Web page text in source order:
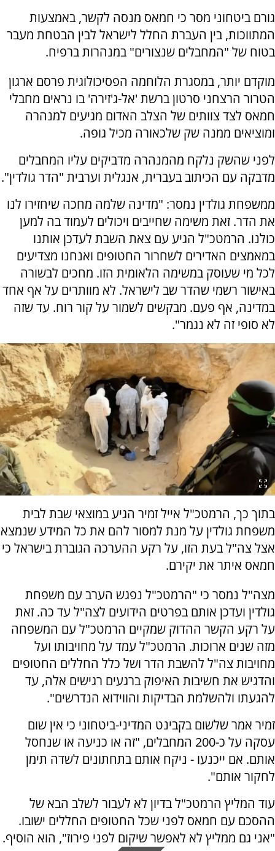
גורם ביטחוני מסר כי חמאס מנסה לקשר, באמצעות
המתווכות, בין העברת החלל לישראל לבין הבטחת מעבר
בטוח של "המחבלים שנצורים" במנהרות ברפיח.
מוקדם יותר, במסגרת הלוחמה הפסיכולוגית פרסם ארגון
הטרור הרצחני סרטון ברשת 'אל-ג'זירה' בו נראים מחבלי
חמאס לצד צוותים של הצלב האדום מגיעים למנהרה
ומוציאים ממנה שק שלכאורה מכיל גופה.
לפני שהשק נלקח מהמנהרה מדביקים עליו המחבלים
מדבקה עם הכיתוב בעברית, אנגלית וערבית "הדר גולדין".
ממשפחת גולדין נמסר: "מדינה שלמה מחכה שיחזירו לנו
את הדר. זאת משימה שחייבים ויכולים לעמוד בה למען
כולנו. הרמטכ"ל הגיע עם צאת השבת לעדכן אותנו
במאמצים האדירים לשחרור החטופים ואנחנו מצדיעים
לכל מי שעוסק במשימה הלאומית הזו. מחכים לבשורה
באישור רשמי שהדר שב לישראל. לא מוותרים על אף אחד
במדינה, אף פעם. מבקשים לשמור על קור רוח. עד שזה
לא סופי זה לא נגמר".
בתוך כך, הרמטכ"ל אייל זמיר הגיע במוצאי שבת לבית
משפחת גולדין על מנת למסור להם את כל המידע שנמצא
אצל צה"ל בעת הזו, על רקע ההערכה הגוברת בישראל כי
חמאס איתר את יקירם.
מצה"ל נמסר כי "הרמטכ"ל נפגש הערב עם משפחת
גולדין ועדכן אותם בפרטים הידועים לצה"ל עד כה. זאת
על רקע הקשר ההדוק שמקיים הרמטכ"ל עם המשפחה
מזה שנים ארוכות. הרמטכ"ל עמד על מחויבותו ועל
מחויבות צה"ל להשבת הדר ושל כלל החללים החטופים
והדגיש את חשיבות האיפוק ברגעים רגישים אלה, עד
להגעתו ולהשלמת הבדיקות והווידוא הנדרשים".
זמיר אמר שלשום בקבינט המדיני-ביטחוני כי אין שום
עסקה על כ-200 המחבלים, "זה או כניעה או שנחסל
אותם. אם ייכנעו - ניקח אותם בתחתונים לשדה תימן
לחקור אותם".
עוד המליץ הרמטכ"ל בדיון לא לעבור לשלב הבא של
ההסכם עם חמאס לפני שכל החטופים החללים ישובו.
"אני גם ממליץ לא לאפשר שיקום לפני פירוז", הוא הוסיף.